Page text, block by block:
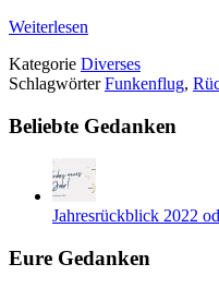
Weiterlesen
Kategorie Diverses
SchlagwörterFunkenflug,
Beliebte Gedanken
Jahresrückblick 2022
Eure Gedanken